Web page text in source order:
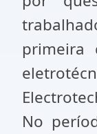
primeira
No